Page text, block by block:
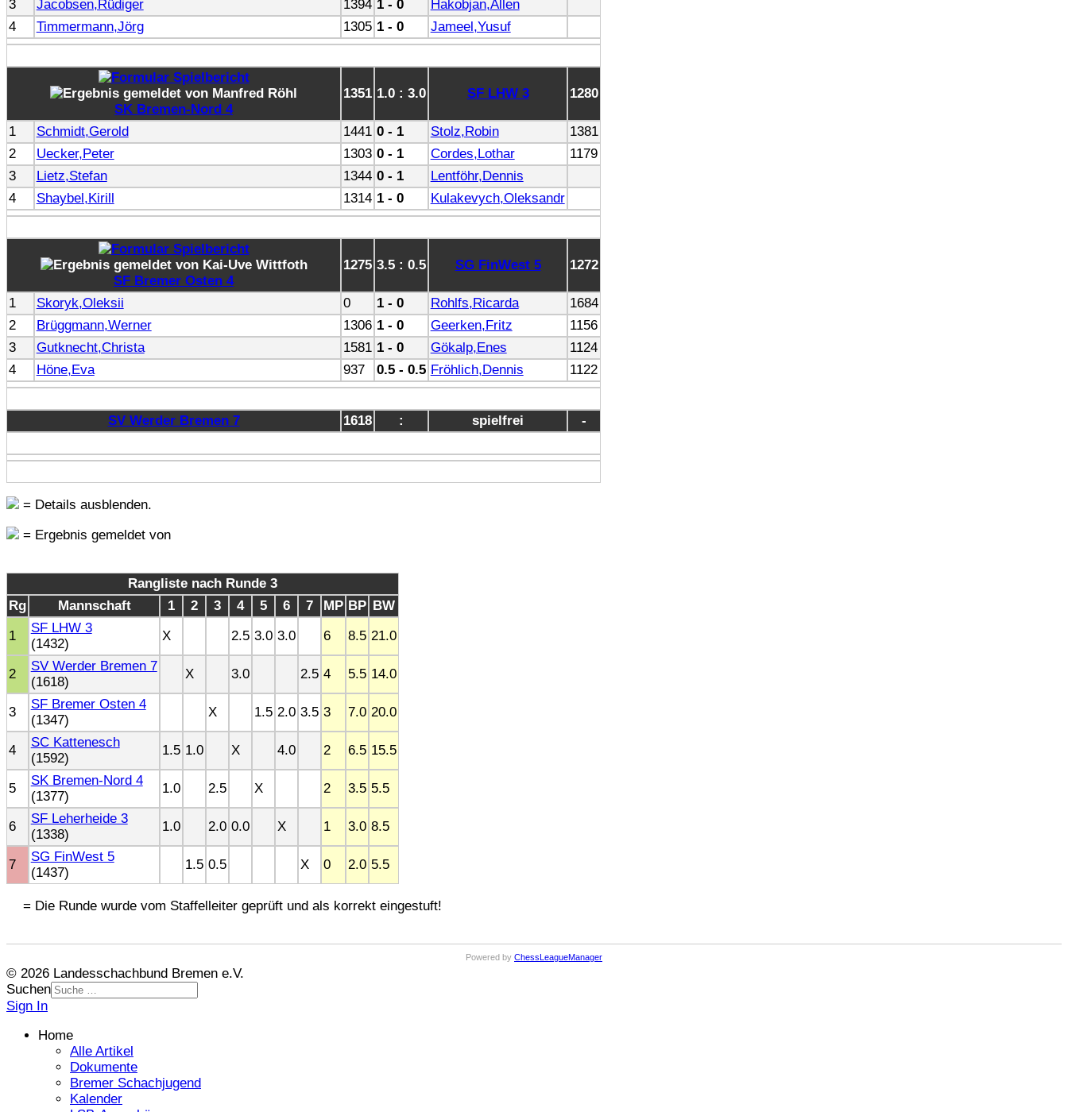
3
Jacobsen,Rüdiger 1394 1 - 0
Hakobjan,Allen
4
Timmermann,Jörg 1305 1 - 0 Jameel,Yusuf
SK Bremen-Nord 4
1351 1.0 : 3.0 SF LHW 3 1280
1 Schmidt,Gerold 1441 0 - 1 Stolz,Robin
1381
2
Uecker,Peter 1303 0 - 1 Cordes,Lothar
1179
3
Lietz,Stefan 1344 0 - 1
Lentföhr,Dennis
4
Shaybel,Kirill 1314 1 - 0 Kulakevych,Oleksandr
SF Bremer Osten 4
1275 3.5 : 0.5 SG FinWest 5 1272
1 Skoryk,Oleksii 0 1 - 0 Rohlfs,Ricarda
1684
2
Brüggmann,Werner 1306 1 - 0 Geerken,Fritz
1156
3
Gutknecht,Christa 1581 1 - 0 Gökalp,Enes
1124
4
Höne,Eva 937 0.5 - 0.5 Fröhlich,Dennis 1122
SV Werder Bremen 7 1618 : spielfrei -
= Details ausblenden.
= Ergebnis gemeldet von
Rangliste nach Runde 3
Rg
Mannschaft 1 2 3 4 5 6 7 MP BP BW
1
SF LHW 3
(1432)
X 2.5 3.0 3.0 6 8.5 21.0
2
SV Werder Bremen 7
(1618)
X 3.0 2.5 4 5.5 14.0
3
SF Bremer Osten 4
(1347)
X 1.5 2.0 3.5 3 7.0 20.0
4
SC Kattenesch
(1592)
1.5 1.0 X 4.0 2 6.5 15.5
5
SK Bremen-Nord 4
(1377)
1.0 2.5 X 2 3.5 5.5
6
SF Leherheide 3
(1338)
1.0 2.0 0.0 X 1 3.0 8.5
7
SG FinWest 5
(1437)
1.5 0.5 X 0 2.0 5.5
= Die Runde wurde vom Staffelleiter geprüft und als korrekt eingestuft!
Powered by ChessLeagueManager
© 2026 Landesschachbund Bremen e.V.
Suchen
Sign In
Home
Alle Artikel
Dokumente
Bremer Schachjugend
Kalender